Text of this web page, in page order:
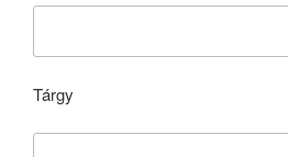
Tárgy